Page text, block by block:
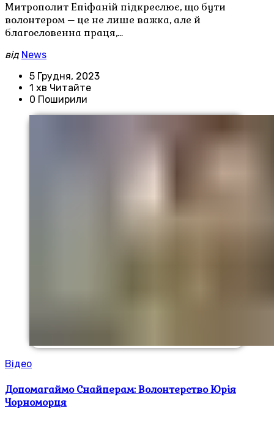
Митрополит Епіфаній підкреслює, що бути
волонтером – це не лише важка, але й
благословенна праця,…
від News
5 Грудня, 2023
1 хв Читайте
0 Поширили
Відео
Допомагаймо Снайперам: Волонтерство Юрія
Чорноморця